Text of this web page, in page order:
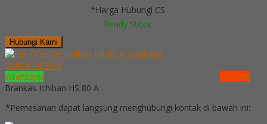
*Harga Hubungi CS
Ready Stock
Hubungi Kami
QUICK ORDER
Whatsapp
via SMS
Brankas Ichiban HS 80 A
*Pemesanan dapat langsung menghubungi kontak di bawah ini: